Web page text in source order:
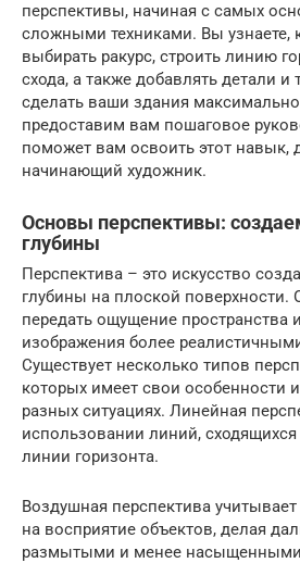
перспективы, начиная с самых
сложными техниками. Вы узнаете,
выбирать ракурс, строить линию
схода, а также добавлять детали и
сделать ваши здания
предоставим вам пошаговое
поможет вам освоить этот навык,
начинающий художник.
Основы перспективы:
глубины
Перспектива – это искусство
глубины на плоской поверхности.
передать ощущение пространства
изображения более
Существует несколько типов
которых имеет свои особенности
разных ситуациях. Линейная
использовании линий, сходящихся
линии горизонта.
Воздушная перспектива
на восприятие объектов, делая
размытыми и менее насыщенными